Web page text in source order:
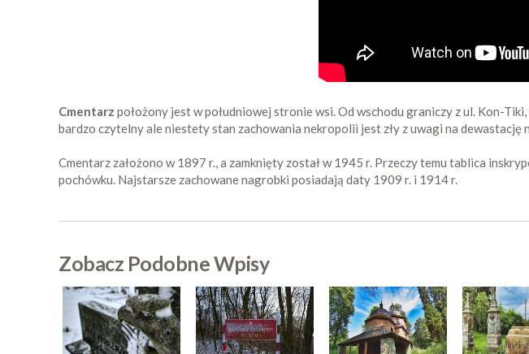
Cmentarz położony jest w południowej stronie wsi. Od wschodu graniczy z ul. Kon-
bardzo czytelny ale niestety stan zachowania nekropolii jest zły z uwagi na
Cmentarz założono w 1897 r., a zamknięty został w 1945 r. Przeczy temu tablica
pochówku. Najstarsze zachowane nagrobki posiadają daty 1909 r. i 1914 r.
Zobacz Podobne Wpisy